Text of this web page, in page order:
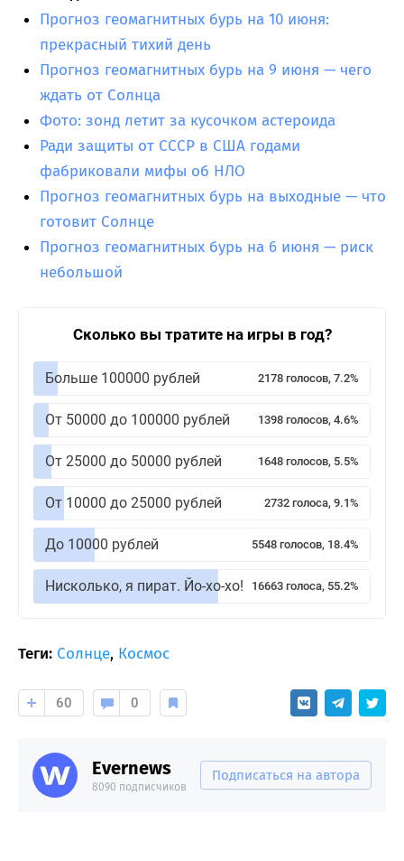
Прогноз геомагнитных бурь на 10 июня:
прекрасный тихий день
Прогноз геомагнитных бурь на 9 июня — чего
ждать от Солнца
Фото: зонд летит за кусочком астероида
Ради защиты от СССР в США годами
фабриковали мифы об НЛО
Прогноз геомагнитных бурь на выходные — что
готовит Солнце
Прогноз геомагнитных бурь на 6 июня — риск
небольшой
Сколько вы тратите на игры в год?
Больше 100000 рублей 2178 голосов, 7.2%
От 50000 до 100000 рублей 1398 голосов, 4.6%
От 25000 до 50000 рублей 1648 голосов, 5.5%
От 10000 до 25000 рублей 2732 голоса, 9.1%
До 10000 рублей 5548 голосов, 18.4%
Нисколько, я пират. Йо-хо-хо! 16663 голоса, 55.2%
Теги: Солнце, Космос
60 0
Evernews
8090 подписчиков
Подписаться на автора